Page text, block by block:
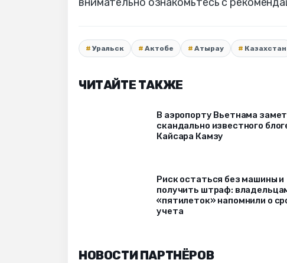
Уральск Актобе Атырау Казахстан
ЧИТАЙТЕ ТАКЖЕ
В аэропорту Вьетнама
скандально известного
Кайсара Камзу
Риск остаться без машины и
получить штраф:
«пятилеток» напомнили о
учета
НОВОСТИ ПАРТНЁРОВ